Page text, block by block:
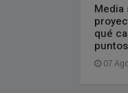
Media
qué
07